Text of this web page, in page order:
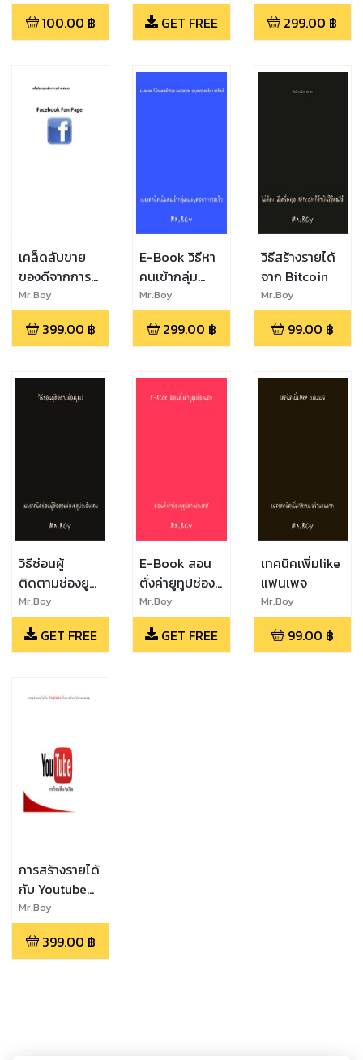
100.00 ฿ GET FREE 299.00 ฿
เคล็ดลับขาย
ของดีจากการ
สร้างแฟนเพจ
Mr.Boy
399.00 ฿
E-Book วิธีหา
คนเข้ากลุ่ม
facebook
20,0000
คนใน 1 อาทิตย์
Mr.Boy
299.00 ฿
วิธีสร้างรายได้
จาก Bitcoin
Mr.Boy
99.00 ฿
วิธีซ่อนผู้
ติดตามช่องยู
ทูป
Mr.Boy
GET FREE
E-Book สอน
ตั่งค่ายูทูปช่อง
นอก
Mr.Boy
GET FREE
เทคนิคเพิ่มlike
แฟนเพจ
Mr.Boy
99.00 ฿
การสร้างรายได้
กับ Youtube
กับการทำคลิป
ตามกระแส
Mr.Boy
399.00 ฿